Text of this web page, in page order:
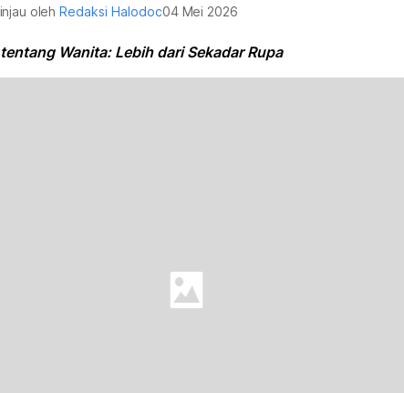
olehRedaksi Halodoc04 Mei 2026
Wanita: Lebih dari Sekadar Rupa